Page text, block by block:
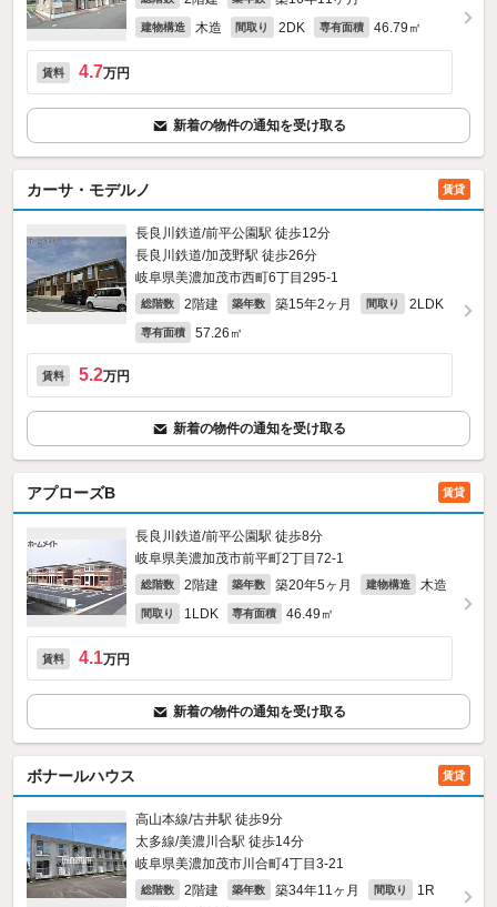
建物構造 木造 間取り 2DK 専有面積 46.79㎡
賃料 4.7万円
新着の物件の通知を受け取る
カーサ・モデルノ 賃貸
長良川鉄道/前平公園駅 徒歩12分
長良川鉄道/加茂野駅 徒歩26分
岐阜県美濃加茂市西町6丁目295‐1
総階数 2階建 築年数 築15年2ヶ月 間取り 2LDK
専有面積 57.26㎡
賃料 5.2万円
新着の物件の通知を受け取る
アプローズB 賃貸
長良川鉄道/前平公園駅 徒歩8分
岐阜県美濃加茂市前平町2丁目72‐1
総階数 2階建 築年数 築20年5ヶ月 建物構造 木造
間取り 1LDK 専有面積 46.49㎡
賃料 4.1万円
新着の物件の通知を受け取る
ボナールハウス 賃貸
高山本線/古井駅 徒歩9分
太多線/美濃川合駅 徒歩14分
岐阜県美濃加茂市川合町4丁目3-21
総階数 2階建 築年数 築34年11ヶ月 間取り 1R